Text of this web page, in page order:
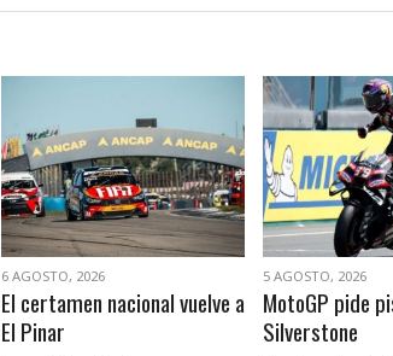
VER NOTA
6 AGOSTO, 2026
El certamen nacional vuelve a
El Pinar
VER
5 AGOSTO, 2026
MotoGP pide
Silverstone